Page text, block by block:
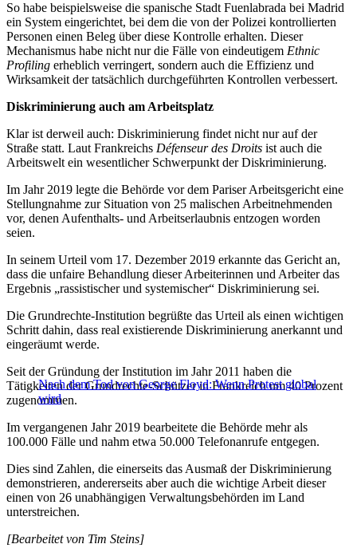
So habe beispielsweise die spanische Stadt Fuenlabrada bei Madrid
ein System eingerichtet, bei dem die von der Polizei kontrollierten
Personen einen Beleg über diese Kontrolle erhalten. Dieser
Mechanismus habe nicht nur die Fälle von eindeutigem Ethnic
Profiling erheblich verringert, sondern auch die Effizienz und
Wirksamkeit der tatsächlich durchgeführten Kontrollen verbessert.
Diskriminierung auch am Arbeitsplatz
Klar ist derweil auch: Diskriminierung findet nicht nur auf der
Straße statt. Laut Frankreichs Défenseur des Droits ist auch die
Arbeitswelt ein wesentlicher Schwerpunkt der Diskriminierung.
Im Jahr 2019 legte die Behörde vor dem Pariser Arbeitsgericht eine
Stellungnahme zur Situation von 25 malischen Arbeitnehmenden
vor, denen Aufenthalts- und Arbeitserlaubnis entzogen worden
seien.
In seinem Urteil vom 17. Dezember 2019 erkannte das Gericht an,
dass die unfaire Behandlung dieser Arbeiterinnen und Arbeiter das
Ergebnis „rassistischer und systemischer“ Diskriminierung sei.
Die Grundrechte-Institution begrüßte das Urteil als einen wichtigen
Schritt dahin, dass real existierende Diskriminierung anerkannt und
eingeräumt werde.
Nach dem Tod von George Floyd: Wenn Protest global
wird
Seit der Gründung der Institution im Jahr 2011 haben die
Tätigkeiten der Grundrechte-Schützer in Frankreich um 40 Prozent
zugenommen.
Im vergangenen Jahr 2019 bearbeitete die Behörde mehr als
100.000 Fälle und nahm etwa 50.000 Telefonanrufe entgegen.
Dies sind Zahlen, die einerseits das Ausmaß der Diskriminierung
demonstrieren, andererseits aber auch die wichtige Arbeit dieser
einen von 26 unabhängigen Verwaltungsbehörden im Land
unterstreichen.
[Bearbeitet von Tim Steins]